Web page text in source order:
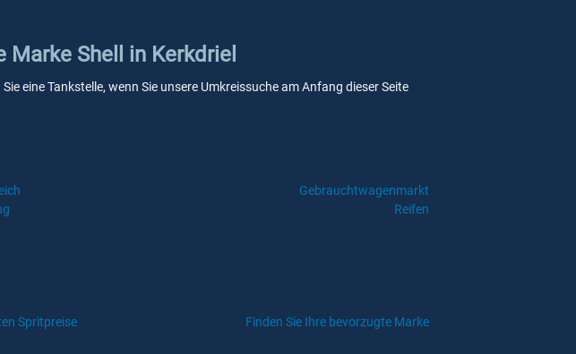
Shell in Kerkdriel
eine Tankstelle, wenn Sie unsere Umkreissuche am Anfang dieser Seite
Gebrauchtwagenmarkt
Reifen
Spritpreise Finden Sie Ihre bevorzugte Marke